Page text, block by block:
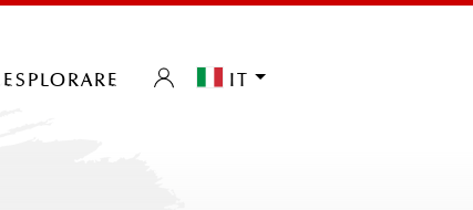
esplorare it